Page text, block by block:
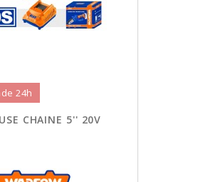
24h
CHAINE 5'' 20V